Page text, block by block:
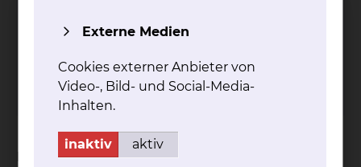
Grü­ne Da­men & Her­ren
Tel.:+49 531 314 924
mehr
Die Teilnahme an unserem montalich
Externe Medien
Cookies externer Anbieter von
Video-, Bild- und Social-Media-
Inhalten.
inaktiv aktiv